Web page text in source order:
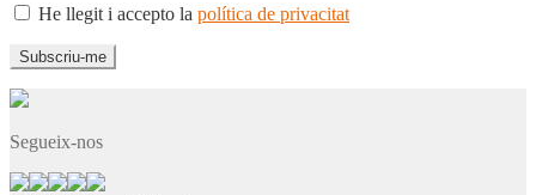
He llegit i accepto la política de privacitat
Segueix-nos